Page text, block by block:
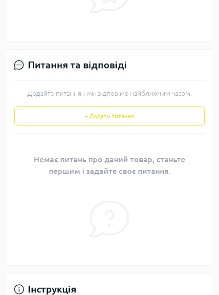
Питання та відповіді
Додайте питання, і ми відповімо найближчим часом.
+ Додати питання
Немає питань про даний товар, станьте
першим і задайте своє питання.
Інструкція